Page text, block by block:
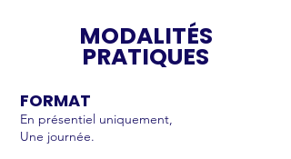
MODALITÉS
PRATIQUES
FORMAT
En présentiel uniquement,
Une journée.